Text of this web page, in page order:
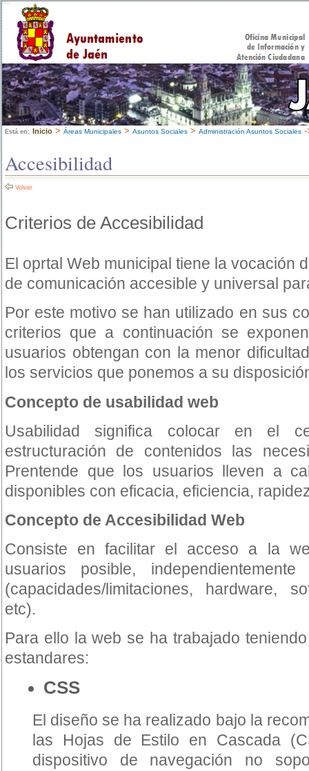
Está en: Inicio > Áreas Municipales > Asuntos Sociales > Administración Asuntos Sociales
Accesibilidad
Volver
Criterios de Accesibilidad
El oprtal Web municipal tiene la vocación
de comunicación accesible y universal
Por este motivo se han utilizado en sus
criterios que a continuación se
usuarios obtengan con la menor
los servicios que ponemos a su
Concepto de usabilidad web
Usabilidad significa colocar en el
estructuración de contenidos las
Prentende que los usuarios lleven a
disponibles con eficacia, eficiencia,
Concepto de Accesibilidad Web
Consiste en facilitar el acceso a la
usuarios posible,
(capacidades/limitaciones, hardware,
etc).
Para ello la web se ha trabajado
estandares:
CSS
El diseño se ha realizado bajo la
las Hojas de Estilo en Cascada
dispositivo de navegación no